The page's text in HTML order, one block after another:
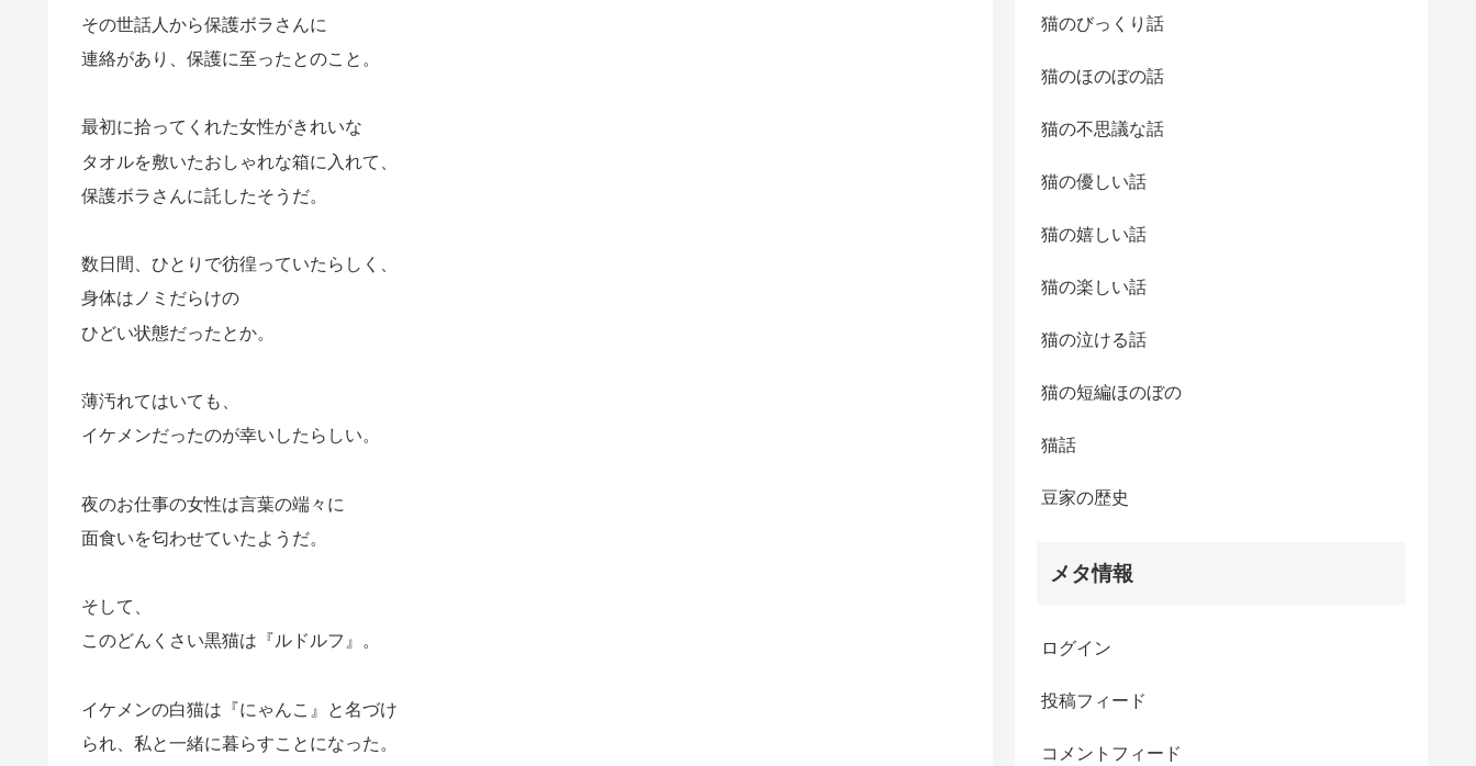
その世話人から保護ボラさんに
連絡があり、保護に至ったとのこと。
最初に拾ってくれた女性がきれいな
タオルを敷いたおしゃれな箱に入れて、
保護ボラさんに託したそうだ。
数日間、ひとりで彷徨っていたらしく、
身体はノミだらけの
ひどい状態だったとか。
薄汚れてはいても、
イケメンだったのが幸いしたらしい。
夜のお仕事の女性は言葉の端々に
面食いを匂わせていたようだ。
そして、
このどんくさい黒猫は『ルドルフ』。
イケメンの白猫は『にゃんこ』と名づけ
られ、私と一緒に暮らすことになった。
猫のびっくり話
猫のほのぼの話
猫の不思議な話
猫の優しい話
猫の嬉しい話
猫の楽しい話
猫の泣ける話
猫の短編ほのぼの
猫話
豆家の歴史
メタ情報
ログイン
投稿フィード
コメントフィード